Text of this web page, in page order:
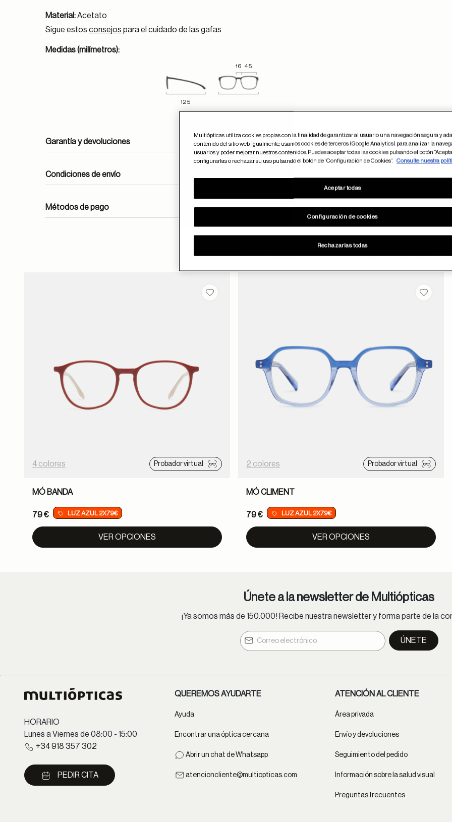
Material:Acetato
Sigue estosconsejos para el cuidado de las gafas
Medidas (milímetros):
16 45
125
Garantía y devoluciones
Condiciones de envío
Métodos de pago
Otros usuarios también han comprado
Guardar en favoritos
4 colores Probador virtual
MÓ BANDA
79 € LUZ AZUL 2X79€
VER OPCIONES
2 colores Probador virtual
MÓ CLIMENT
79 € LUZ AZUL 2X79€
VER OPCIONES
Únete a la newsletter de Multiópticas
¡Ya somos más de 150.000! Recibe nuestra newsletter y forma parte de la
ÚNETE
HORARIO
Lunes a Viernes de 08:00 - 15:00
+34 918 357 302
PEDIR CITA
QUEREMOS AYUDARTE
Ayuda
Encontrar una óptica cercana
Abrir un chat de Whatsapp
atencioncliente@multiopticas.com
ATENCIÓN AL CLIENTE
Área privada
Envío y devoluciones
Seguimiento del pedido
Información sobre la salud visual
Preguntas frecuentes
Multiópticas utiliza cookies propias con la finalidad de garantizar al usuario una navegación segura y
contenido del sitio web. Igualmente, usamos cookies de terceros (Google Analytics) para analizar la
usuarios y poder mejorar nuestros contenidos. Puedes aceptar todas las cookies pulsando el botón
configurarlas o rechazar su uso pulsando el botón de “Configuración de Cookies”.
Consulte nuestra
Configuración de cookies
Rechazarlas todas
Aceptar todas